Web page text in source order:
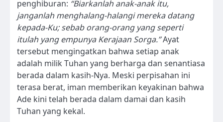
penghiburan: “Biarkanlah anak-anak itu,
janganlah menghalang-halangi mereka datang
kepada-Ku; sebab orang-orang yang seperti
itulah yang empunya Kerajaan Sorga.”Ayat
tersebut mengingatkan bahwa setiap anak
adalah milik Tuhan yang berharga dan senantiasa
berada dalam kasih-Nya. Meski perpisahan ini
terasa berat, iman memberikan keyakinan bahwa
Ade kini telah berada dalam damai dan kasih
Tuhan yang kekal.